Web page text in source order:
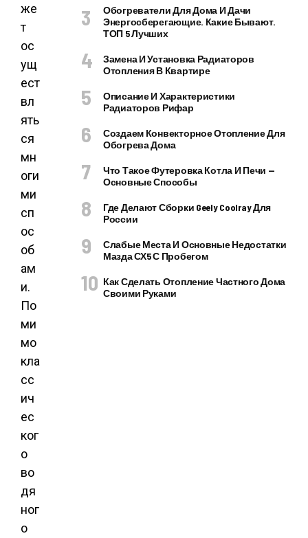
же
т
ос
ущ
ест
вл
ять
ся
мн
оги
ми
сп
ос
об
ам
и.
По
ми
мо
кла
сс
ич
ес
ког
о
во
дя
ног
о
Обогреватели Для Дома И Дачи
Энергосберегающие. Какие Бывают.
ТОП 5 Лучших
Замена И Установка Радиаторов
Отопления В Квартире
Описание И Характеристики
Радиаторов Рифар
Создаем Конвекторное Отопление Для
Обогрева Дома
Что Такое Футеровка Котла И Печи —
Основные Способы
Где Делают Сборки Geely Coolray Для
России
Слабые Места И Основные Недостатки
Мазда СХ5 С Пробегом
Как Сделать Отопление Частного Дома
Своими Руками